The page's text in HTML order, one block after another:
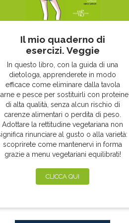
Il mio quaderno di
esercizi. Veggie
In questo libro, con la guida di una
dietologa, apprenderete in modo
efficace come eliminare dalla tavola
e pesce per sostituirli con proteine
di alta qualità, senza alcun rischio di
carenze alimentari o perdita di peso.
Adottare la rettitudine vegetariana non
rinunciare al gusto o alla varietà:
scoprirete come mantenervi in forma
grazie a menu vegetariani equilibrati!
CLICCA QUI